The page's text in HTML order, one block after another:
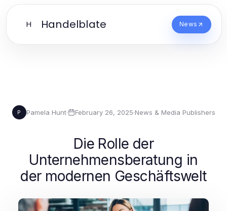
H Handelblate News
P Pamela Hunt· February 26, 2025·News & Media Publishers
Die Rolle der
Unternehmensberatung in
der modernen Geschäftswelt